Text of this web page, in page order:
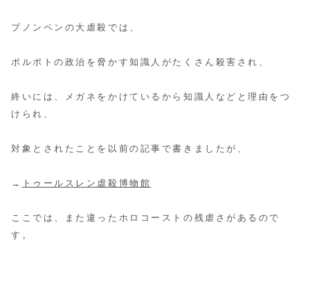
プノンペンの大虐殺では、
ポルポトの政治を脅かす知識人がたくさん殺害され、
終いには、メガネをかけているから知識人などと理由をつ
けられ、
対象とされたことを以前の記事で書きましたが、
→ トゥールスレン虐殺博物館
ここでは、また違ったホロコーストの残虐さがあるので
す。